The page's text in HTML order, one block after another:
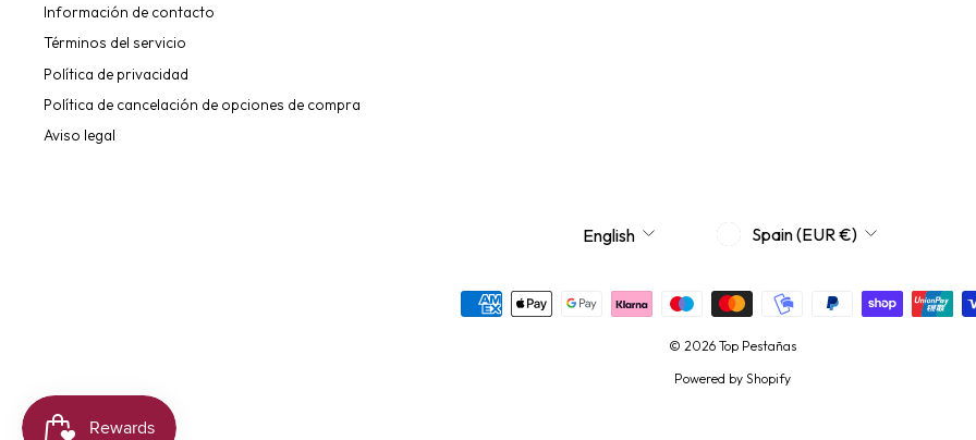
Información de contacto
Términos del servicio
Política de privacidad
Política de cancelación de opciones de compra
Aviso legal
LANGUAGE
English CURRENCY
Spain (EUR €)
© 2026 Top Pestañas
Powered by Shopify